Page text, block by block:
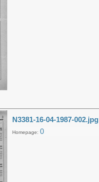
N3381-16-04-1987-002.jpg
Homepage: 0